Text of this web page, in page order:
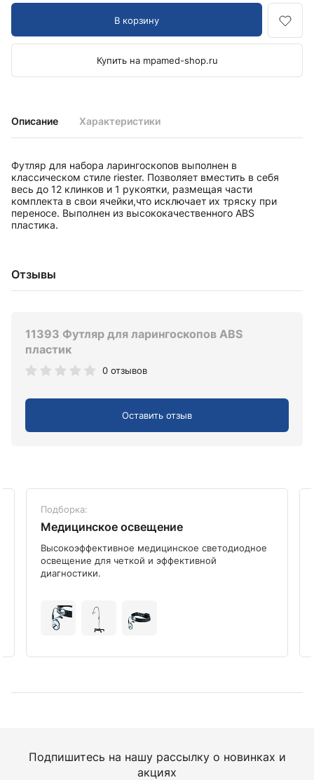
Описание Характеристики
Футляр для набора ларингоскопов выполнен в
классическом стиле riester. Позволяет вместить в себя
весь до 12 клинков и 1 рукоятки, размещая части
комплекта в свои ячейки,что исключает их тряску при
переносе. Выполнен из высококачественного ABS
пластика.
Отзывы
11393 Футляр для ларингоскопов ABS
пластик
0 отзывов
Оставить отзыв
В корзину
Купить на mpamed-shop.ru
Подборка:
Медицинское освещение
Высокоэффективное медицинское светодиодное
освещение для четкой и эффективной
диагностики.
Подпишитесь на нашу рассылку о новинках и
акциях